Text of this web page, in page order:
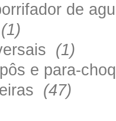
de
(1)
(1)
e para-
(47)